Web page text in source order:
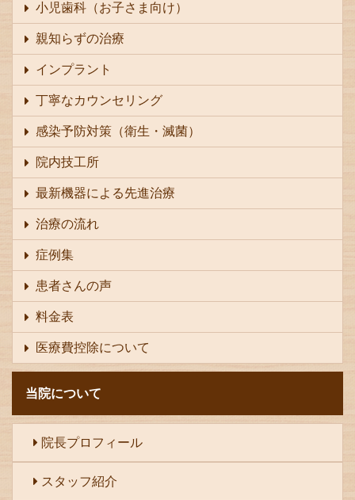
小児歯科（お子さま向け）
親知らずの治療
インプラント
丁寧なカウンセリング
感染予防対策（衛生・滅菌）
院内技工所
最新機器による先進治療
治療の流れ
症例集
患者さんの声
料金表
医療費控除について
当院について
院長プロフィール
スタッフ紹介